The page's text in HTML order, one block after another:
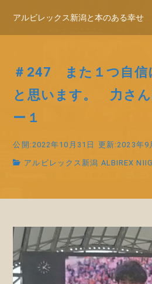
アルビレックス新潟と本のある幸せ
＃247 また１つ自信
と思います。 力さ
ー１
公開:2022年10月31日 更新:2023年9
アルビレックス新潟 ALBIREX